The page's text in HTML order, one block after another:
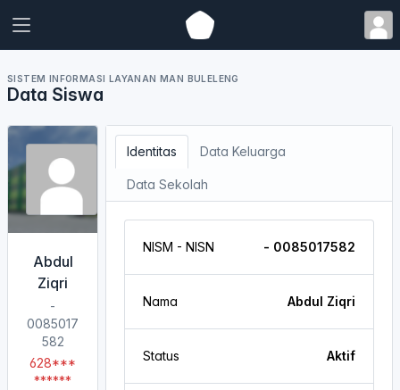
SISTEM INFORMASI LAYANAN MAN BULELENG
Data Siswa
Abdul
Ziqri
-
0085017
582
628***
******
Identitas Data Keluarga
Data Sekolah
NISM - NISN - 0085017582
Nama Abdul Ziqri
Status Aktif